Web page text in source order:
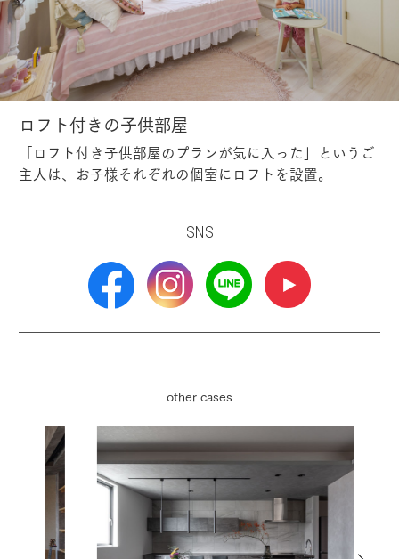
ロフト付きの子供部屋
「ロフト付き子供部屋のプランが気に入った」というご
主人は、お子様それぞれの個室にロフトを設置。
SNS
other cases